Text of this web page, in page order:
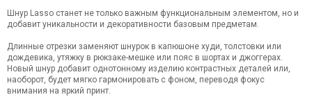
Шнур Lasso станет не только важным функциональным элементом, но и
добавит уникальности и декоративности базовым предметам.
Длинные отрезки заменяют шнурок в капюшоне худи, толстовки или
дождевика, утяжку в рюкзаке-мешке или пояс в шортах и джоггерах.
Новый шнур добавит однотонному изделию контрастных деталей или,
наоборот, будет мягко гармонировать с фоном, переводя фокус
внимания на яркий принт.